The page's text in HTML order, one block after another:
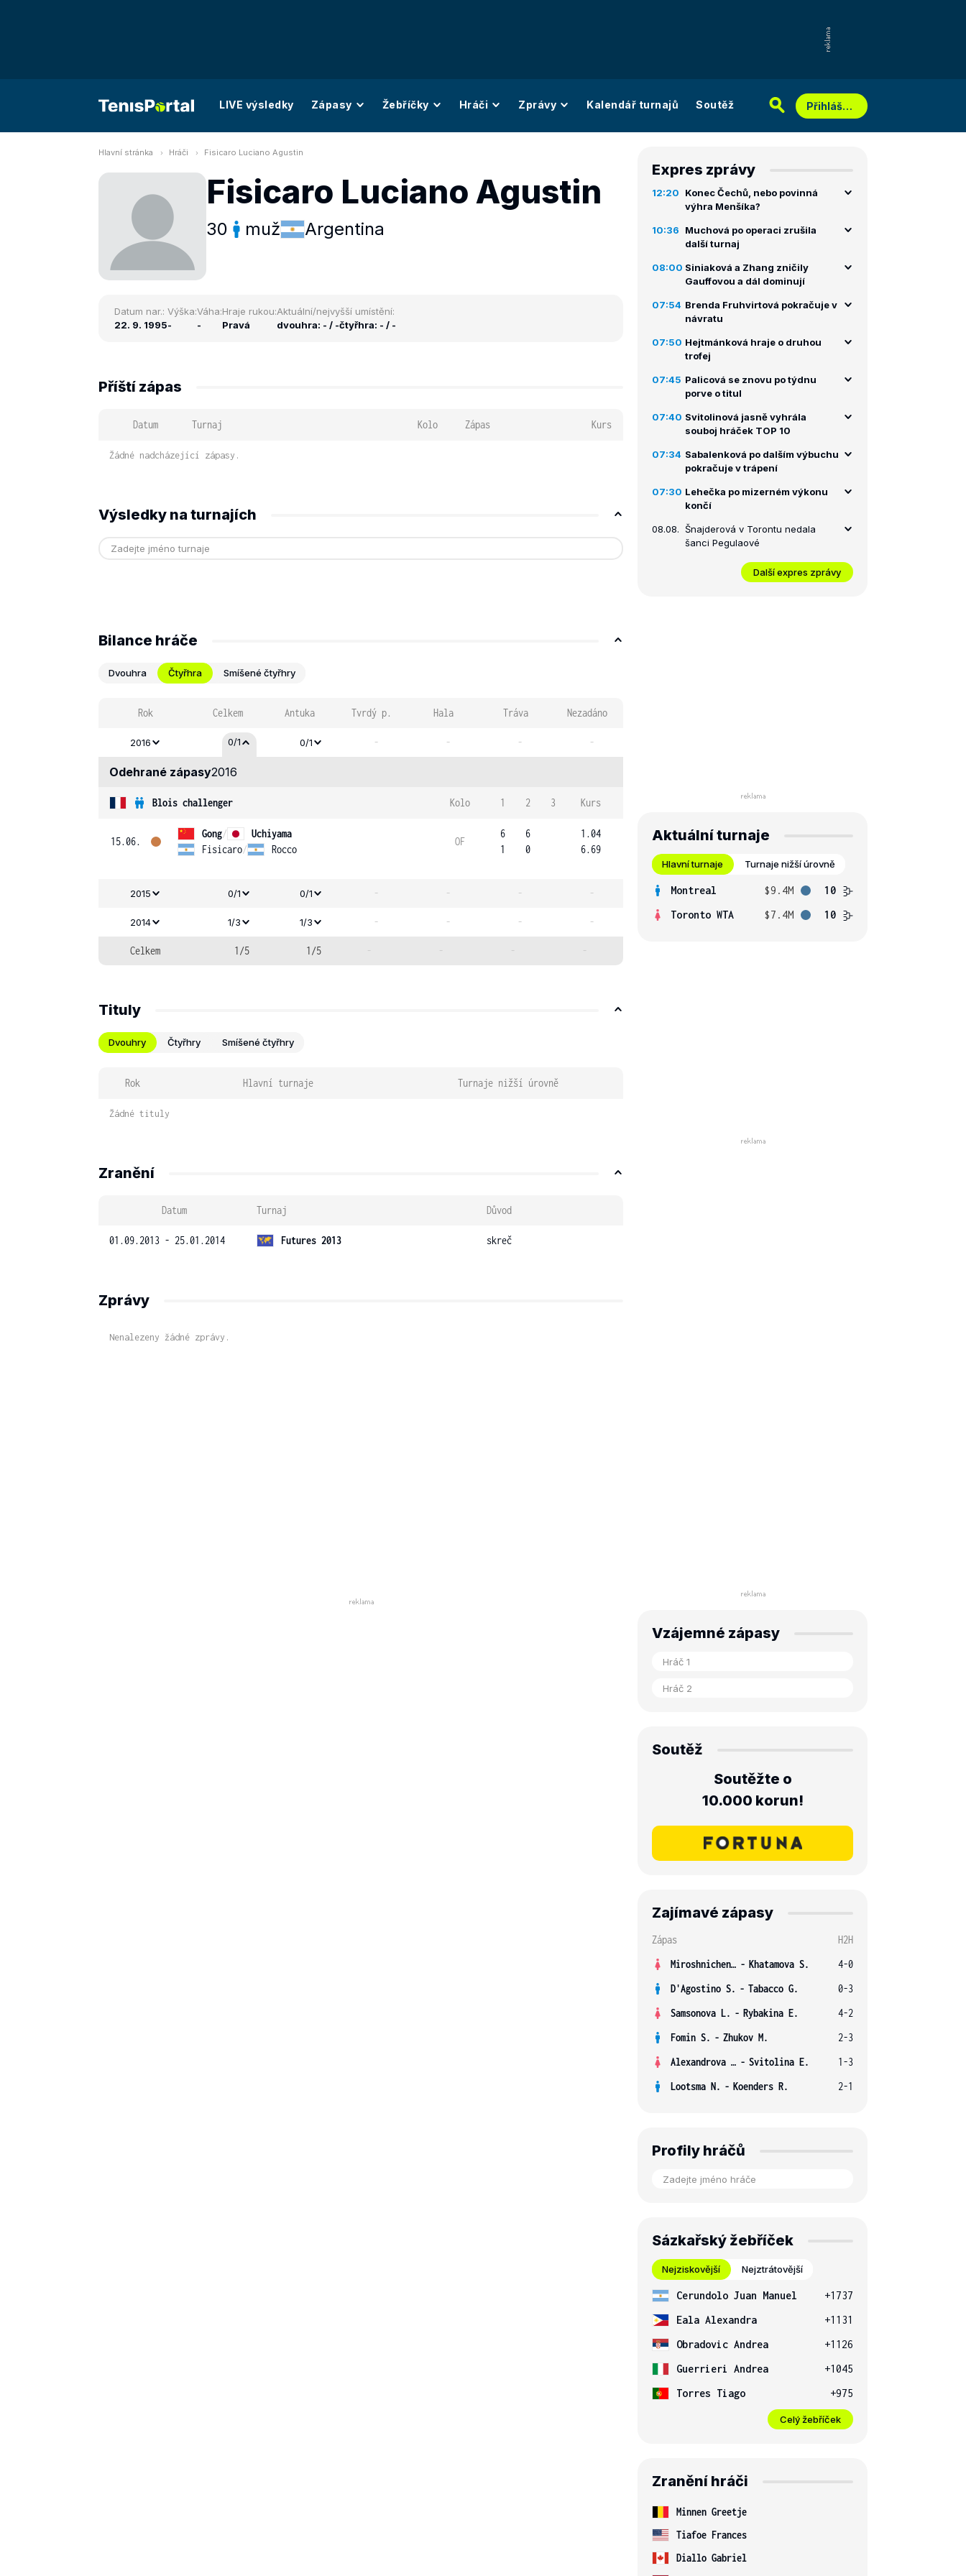
LIVE výsledky Zápasy Žebříčky Hráči Zprávy Kalendář turnajů Soutěž Přihlášení
Hlavní stránka Hráči Fisicaro Luciano Agustin
Fisicaro Luciano Agustin
30 muž Argentina
Datum nar.:
22. 9. 1995
Výška:
-
Váha:
-
Hraje rukou:
Pravá
Aktuální/nejvyšší umístění:
dvouhra: - / -čtyřhra: - / -
Příští zápas
Datum Turnaj Kolo Zápas Kurs
Žádné nadcházející zápasy.
Výsledky na turnajích
Bilance hráče
Dvouhra Čtyřhra Smíšené čtyřhry
Rok Celkem Antuka Tvrdý p. Hala Tráva Nezadáno
2016 0/1 0/1 - - - -
Odehrané zápasy2016
Blois challenger Kolo 1 2 3 Kurs
15.06.
Gong/
Uchiyama
Fisicaro/ Rocco
OF
6
1
6
0
1.04
6.69
2015 0/1 0/1 - - - -
2014 1/3 1/3 - - - -
Celkem 1/5 1/5 - - - -
Tituly
Dvouhry Čtyřhry Smíšené čtyřhry
Rok Hlavní turnaje Turnaje nižší úrovně
Žádné tituly
Zranění
Datum Turnaj Důvod
01.09.2013 - 25.01.2014 Futures 2013 skreč
Zprávy
Nenalezeny žádné zprávy.
Expres zprávy
12:20
Konec Čechů, nebo povinná
výhra Menšíka?
10:36
Muchová po operaci zrušila
další turnaj
08:00 Siniaková a Zhang zničily
Gauffovou a dál dominují
07:54 Brenda Fruhvirtová pokračuje v
návratu
07:50 Hejtmánková hraje o druhou
trofej
07:45 Palicová se znovu po týdnu
porve o titul
07:40 Svitolinová jasně vyhrála
souboj hráček TOP 10
07:34 Sabalenková po dalším výbuchu
pokračuje v trápení
07:30 Lehečka po mizerném výkonu
končí
08.08. Šnajderová v Torontu nedala
šanci Pegulaové
Další expres zprávy
Aktuální turnaje
Hlavní turnaje Turnaje nižší úrovně
Montreal $9.4M
10
Toronto WTA
$7.4M 10
Vzájemné zápasy
Soutěž
Soutěžte o
10.000 korun!
Zajímavé zápasy
Zápas
H2H
Miroshnichenko V. - Khatamova S.
4-0
D'Agostino S. - Tabacco G.
0-3
Samsonova L. - Rybakina E.
4-2
Fomin S. - Zhukov M.
2-3
Alexandrova E. - Svitolina E.
1-3
Lootsma N. - Koenders R. 2-1
Profily hráčů
Sázkařský žebříček
Nejziskovější Nejztrátovější
Cerundolo Juan Manuel
+1737
Eala Alexandra
+1131
Obradovic Andrea
+1126
Guerrieri Andrea
+1045
Torres Tiago
+975
Celý žebříček
Zranění hráči
Minnen Greetje
Tiafoe Frances
Diallo Gabriel